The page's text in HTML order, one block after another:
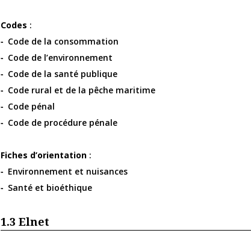
Codes :
Code de la consommation
Code de l’environnement
Code de la santé publique
Code rural et de la pêche maritime
Code pénal
Code de procédure pénale
Fiches d’orientation :
Environnement et nuisances
Santé et bioéthique
1.3 Elnet